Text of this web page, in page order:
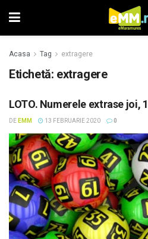
Acasa Tag extragere
Etichetă: extragere
LOTO. Numerele extrase joi,
DE EMM 13 FEBRUARIE 2020 0